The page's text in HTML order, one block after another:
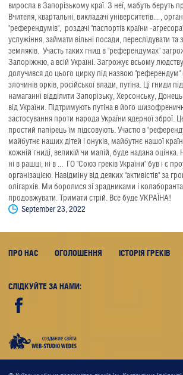
виросла в Запорізькому краї. З неї, мабуть беруть
Вчителя, квартальні, викладачі університетів... ,
"референдумів", роздачі "паспортів країни -
услужіння, займати вільні посади, переслідувати та
земляків. Участь таких гнид в "референдумах"
Запоріжжю, а всій Україні. Загрожує всьому
долучився до цього цирку під назвою "референдум"
злочинів орків, російської влади, путіна. Ці гниди
намаганні відділити Запорізьку, Херсонську,
від України. Підтримують путіна в його
застосування проти народа України ядерної зброї.
простий папірець їм підсовують. Участю в
майбутнє наших дітей і онуків, майбутнє нашої
кожній гниді, великій чи малій, буде надана оцінка.
ні в рашці, ні в ... ГО "Союз греків України" був і є
організацією. Навідміну від деяких "активістів" за
олігархів. Ми боролися зі зрадниками і
продовжувати. Тримати стрій. Все буде УКРАЇНА!
September 23, 2022
ПРО НАС ОГОЛОШЕННЯ ІСТОРІЯ ГРЕКІВ
СЛІДКУЙТЕ ЗА НАМИ:
Web-
studio
"WEDES"